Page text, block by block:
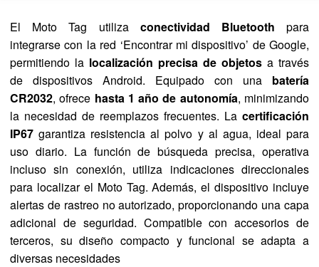
El Moto Tag utiliza conectividad Bluetooth para
integrarse con la red ‘Encontrar mi dispositivo’ de Google,
permitiendo la localización precisa de objetos a través
de dispositivos Android. Equipado con una batería
CR2032, ofrece hasta 1 año de autonomía, minimizando
la necesidad de reemplazos frecuentes. La certificación
IP67 garantiza resistencia al polvo y al agua, ideal para
uso diario. La función de búsqueda precisa, operativa
incluso sin conexión, utiliza indicaciones direccionales
para localizar el Moto Tag. Además, el dispositivo incluye
alertas de rastreo no autorizado, proporcionando una capa
adicional de seguridad. Compatible con accesorios de
terceros, su diseño compacto y funcional se adapta a
diversas necesidades